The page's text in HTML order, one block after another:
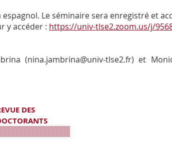
espagnol. Le séminaire sera enregistré et
y accéder : https://univ-tlse2.zoom.us/j/
(nina.jambrina@univ-tlse2.fr) et
DES